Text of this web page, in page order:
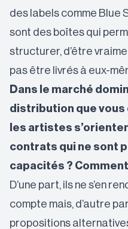
des labels comme Blue
sont des boîtes qui
structurer, d’être
pas être livrés à eux-
Dans le marché
distribution que
les artistes
contrats qui ne sont
capacités ?
D’une part, ils ne s’en
compte mais, d’autre
propositions